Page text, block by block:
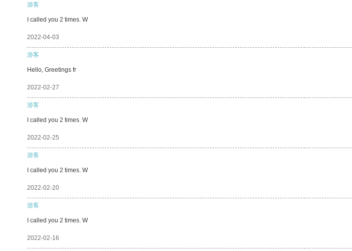
游客
I called you 2 times. W
2022-04-03
游客
Hello, Greetings fr
2022-02-27
游客
I called you 2 times. W
2022-02-25
游客
I called you 2 times. W
2022-02-20
游客
I called you 2 times. W
2022-02-16